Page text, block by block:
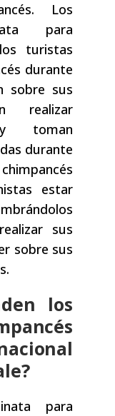
Los
para
turistas
durante
sobre sus
realizar
toman
durante
estar
sus
sobre sus
los
para